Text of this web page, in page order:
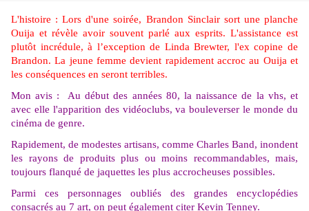
L'histoire : Lors d'une soirée, Brandon Sinclair sort une planche
Ouija et révèle avoir souvent parlé aux esprits. L'assistance est
plutôt incrédule, à l’exception de Linda Brewter, l'ex copine de
Brandon. La jeune femme devient rapidement accroc au Ouija et
les conséquences en seront terribles.
Mon avis : Au début des années 80, la naissance de la vhs, et
avec elle l'apparition des vidéoclubs, va bouleverser le monde du
cinéma de genre.
Rapidement, de modestes artisans, comme Charles Band, inondent
les rayons de produits plus ou moins recommandables, mais,
toujours flanqué de jaquettes les plus accrocheuses possibles.
Parmi ces personnages oubliés des grandes encyclopédies
consacrés au 7 art, on peut également citer Kevin Tenney.